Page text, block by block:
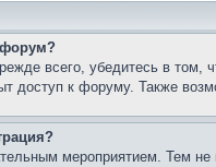
всего, убедитесь в
доступ к форуму. Также
мероприятием. Тем